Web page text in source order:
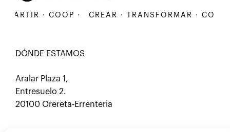
· COOP · CREAR · TRANSFORMAR ·
DÓNDE ESTAMOS
Aralar Plaza 1,
Entresuelo 2.
20100 Orereta-Errenteria